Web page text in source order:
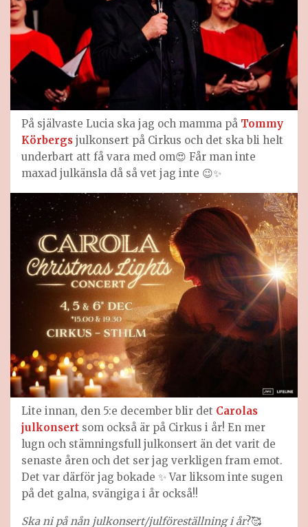
På självaste Lucia ska jag och mamma på Tommy
Körbergs julkonsert på Cirkus och det ska bli helt
underbart att få vara med om😍 Får man inte
maxad julkänsla då så vet jag inte 😉✨
Lite innan, den 5:e december blir det Carolas
julkonsert som också är på Cirkus i år! En mer
lugn och stämningsfull julkonsert än det varit de
senaste åren och det ser jag verkligen fram emot.
Det var därför jag bokade ✨ Var liksom inte sugen
på det galna, svängiga i år också!!
Ska ni på nån julkonsert/julföreställning i år?🥰